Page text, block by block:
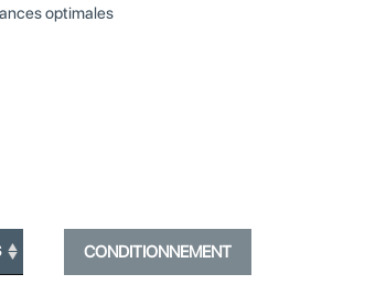
optimales
CONDITIONNEMENT